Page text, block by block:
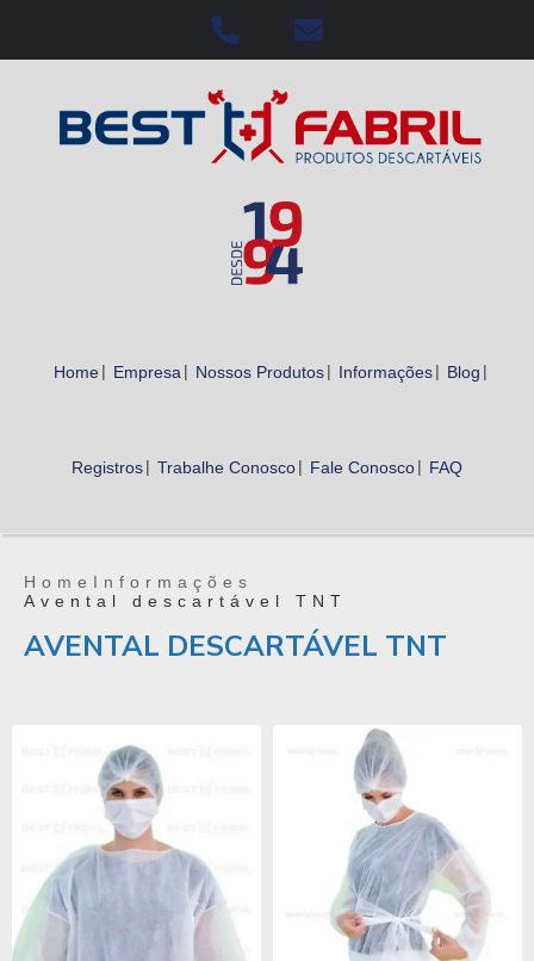
Home Empresa Nossos Produtos Informações Blog
Registros Trabalhe Conosco Fale Conosco FAQ
Home Informações
Avental descartável TNT
AVENTAL DESCARTÁVEL TNT